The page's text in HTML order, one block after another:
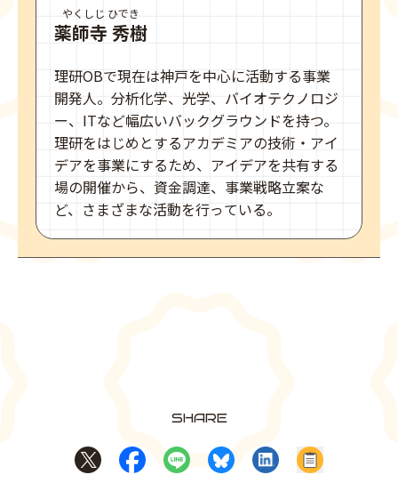
やくしじ ひでき
薬師寺 秀樹
理研OBで現在は神戸を中心に活動する事業
開発人。分析化学、光学、バイオテクノロジ
ー、ITなど幅広いバックグラウンドを持つ。
理研をはじめとするアカデミアの技術・アイ
デアを事業にするため、アイデアを共有する
場の開催から、資金調達、事業戦略立案な
ど、さまざまな活動を行っている。
SHARE